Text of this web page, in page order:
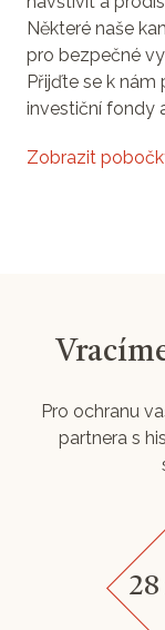
Některé naše
pro bezpečné
Přijďte se k nám
investiční fondy
Zobrazit
Pro ochranu
partnera s
28